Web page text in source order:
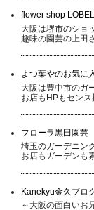
flower shop
大阪は堺市のショ
趣味の園芸の上田
よつ葉やのお気に
大阪は豊中市のガ
お店もHPもセンス
フローラ黒田園芸
埼玉のガーデニン
お店もガーデンも
Kanekyu金久ブロ
～大阪の面白いお